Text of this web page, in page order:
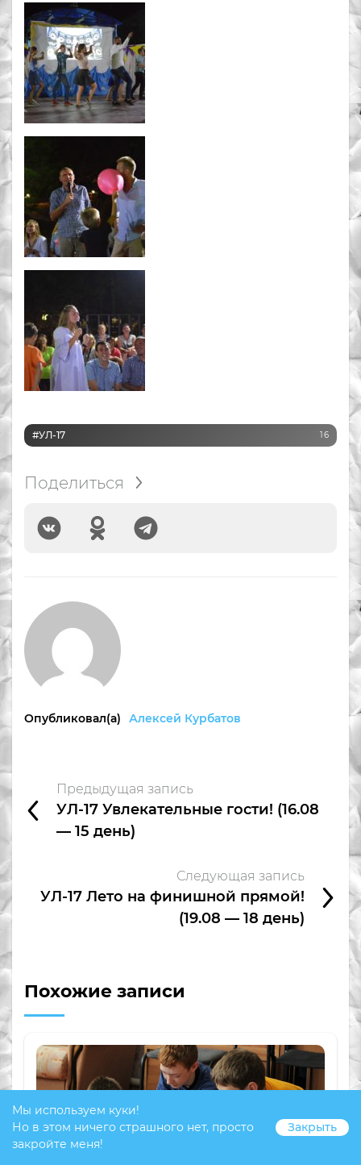
#УЛ-17 16
Поделиться
Опубликовал(а) Алексей Курбатов
Предыдущая запись
УЛ-17 Увлекательные гости! (16.08
— 15 день)
Следующая запись
УЛ-17 Лето на финишной прямой!
(19.08 — 18 день)
Похожие записи
Мы используем куки!
Но в этом ничего страшного нет, просто
закройте меня!
Закрыть